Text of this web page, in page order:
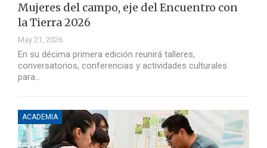
Mujeres del campo, eje del Encuentro con
la Tierra 2026
May 21, 2026
En su décima primera edición reunirá talleres,
conversatorios, conferencias y actividades culturales
para…
ACADEMIA